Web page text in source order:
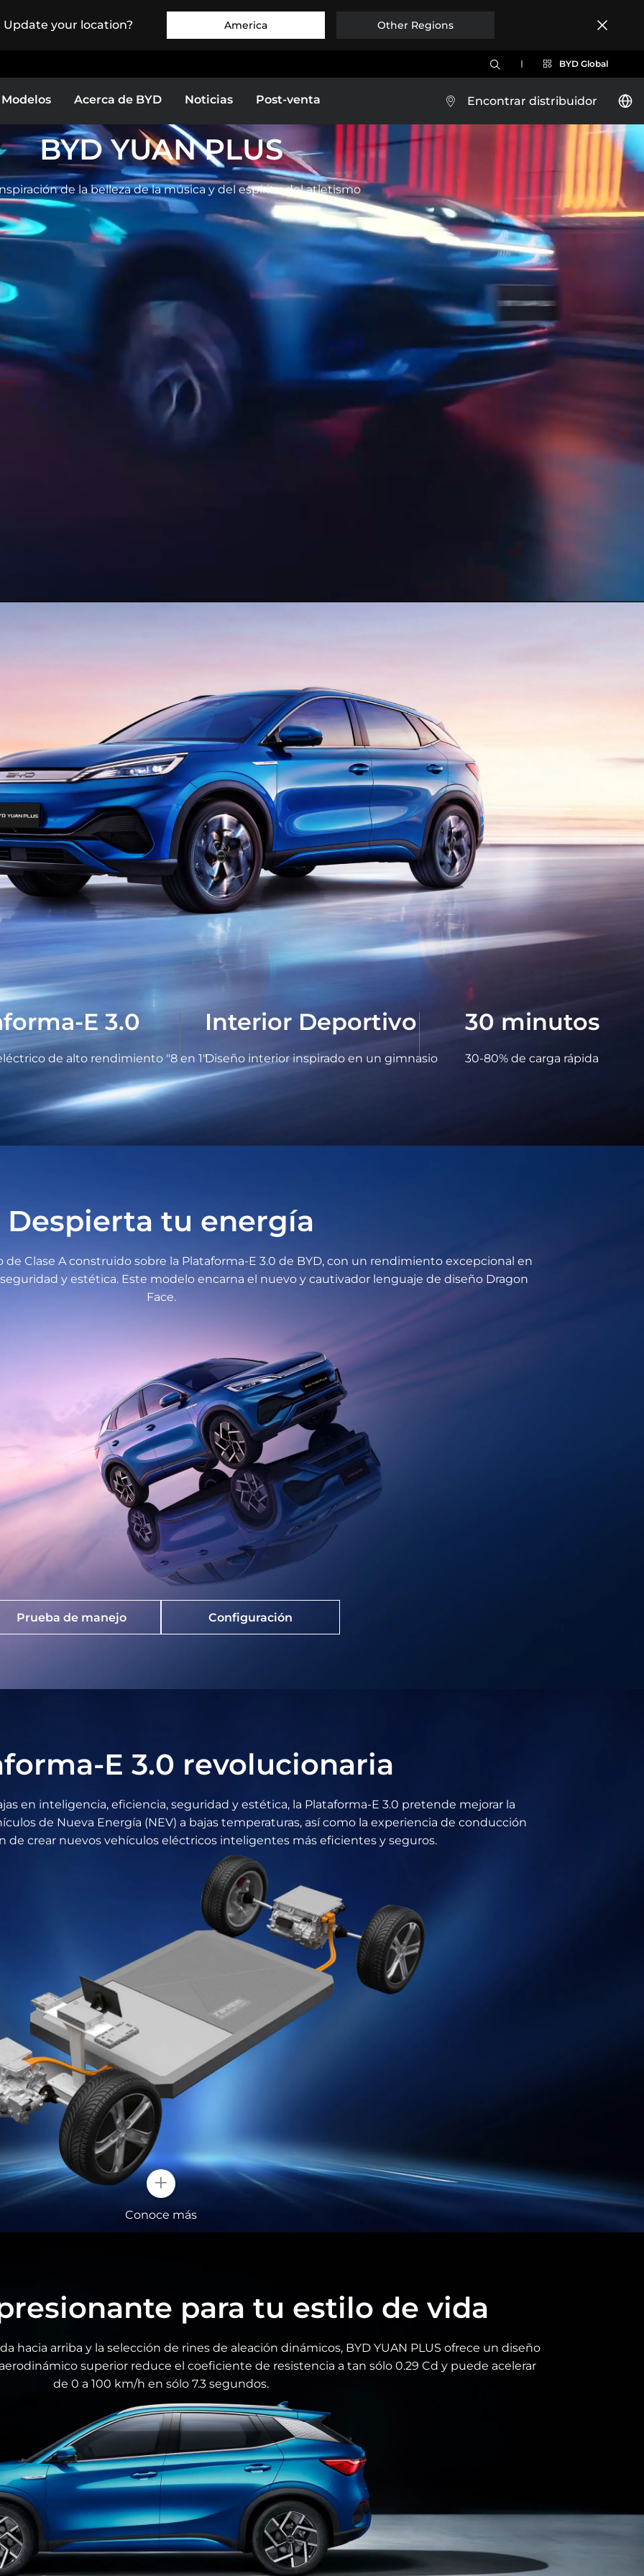
your location? America Other Regions
Modelos
SEAGULL BYD DOLPHIN BYD YUAN UP
Test Drive
YUAN PLUS LUX
BYD SEALION 7 BYD TANG
Acerca de BYD Noticias Post-venta Encontrar distribuidor
Europe Middle East & Africa
Bolivia Brazil
Colombia
El Salvador Guatemala
Paraguay Peru
BYD Global
BYD YUAN PLUS
de la belleza de la música y del espíritu del atletismo
E 3.0
de alto rendimiento "8 en 1"
Interior Deportivo
Diseño interior inspirado en un gimnasio
30 minutos
30-80% de carga rápida
Despierta tu energía
de Clase A construido sobre la Plataforma-E 3.0 de BYD, con un rendimiento excepcional en
y estética. Este modelo encarna el nuevo y cautivador lenguaje de diseño Dragon
Face.
Prueba de manejo Configuración
E 3.0 revolucionaria
en inteligencia, eficiencia, seguridad y estética, la Plataforma-E 3.0 pretende mejorar la
de Nueva Energía (NEV) a bajas temperaturas, así como la experiencia de conducción
de crear nuevos vehículos eléctricos inteligentes más eficientes y seguros.
+
Conoce más
dentro de la cadena de suministro. Integra 8 componentes clave:
VCU, BMS, MCU, PDU, controlador DC-DC, cargador a bordo, motor
de accionamiento y transmisión, produciendo el primer sistema de
tren motriz eléctrico 8 en 1 fabricado en masa en el mundo, lo que
optimiza en gran medida la utilización del espacio y la eficiencia
energética.
para tu estilo de vida
hacia arriba y la selección de rines de aleación dinámicos, BYD YUAN PLUS ofrece un diseño
superior reduce el coeficiente de resistencia a tan sólo 0.29 Cd y puede acelerar
de 0 a 100 km/h en sólo 7.3 segundos.